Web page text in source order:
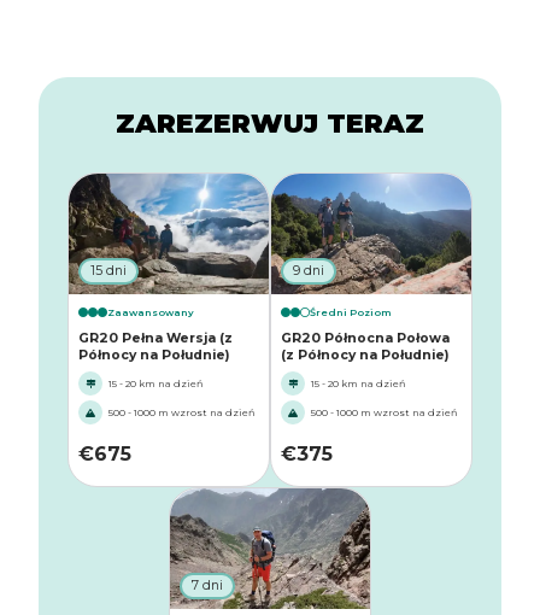
ZAREZERWUJ TERAZ
15 dni
Zaawansowany
GR20 Pełna Wersja (z
Północy na Południe)
15 - 20 km na dzień
500 - 1000 m wzrost na dzień
€675
9 dni
Średni Poziom
GR20 Północna Połowa
(z Północy na Południe)
15 - 20 km na dzień
500 - 1000 m wzrost na dzień
€375
7 dni